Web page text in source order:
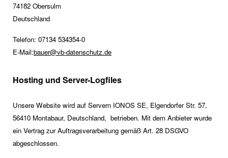
74182 Obersulm
Deutschland
Telefon: 07134 534354-0
E-Mail:bauer@vb-datenschutz.de
Hosting und Server-Logfiles
Unsere Website wird auf Servern IONOS SE, Elgendorfer Str. 57,
56410 Montabaur, Deutschland, betrieben. Mit dem Anbieter wurde
ein Vertrag zur Auftragsverarbeitung gemäß Art. 28 DSGVO
abgeschlossen.